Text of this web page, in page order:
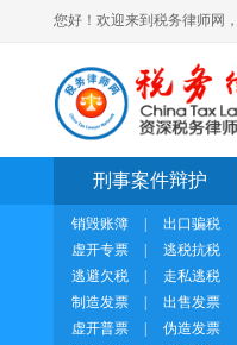
您好！欢迎来到税务律师网
刑事案件辩护
销毁账簿
出口骗税
虚开专票
逃税抗税
逃避欠税
走私逃税
制造发票
出售发票
虚开普票
伪造发票